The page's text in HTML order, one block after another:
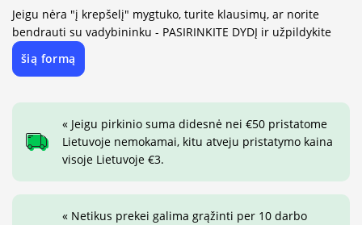
Jeigu nėra "į krepšelį" mygtuko, turite klausimų, ar norite
bendrauti su vadybininku - PASIRINKITE DYDĮ ir užpildykite
šią formą
« Jeigu pirkinio suma didesnė nei €50 pristatome
Lietuvoje nemokamai, kitu atveju pristatymo kaina
visoje Lietuvoje €3.
« Netikus prekei galima grąžinti per 10 darbo